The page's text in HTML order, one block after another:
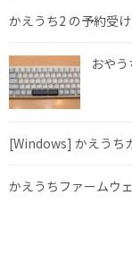
かえうち2 の予約受
おや
[Windows] かえうち
かえうちファームウ